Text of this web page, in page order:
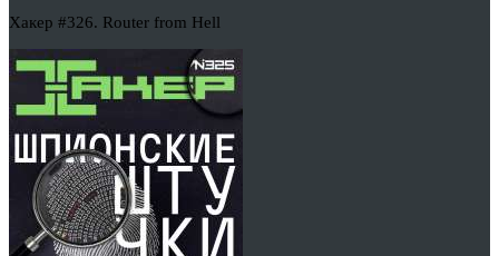
Хакер #326. Router from Hell